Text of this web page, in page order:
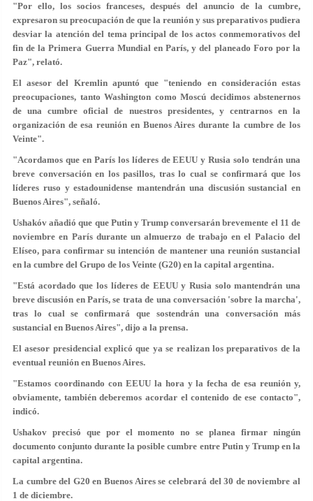
"Por ello, los socios franceses, después del anuncio de la cumbre,
expresaron su preocupación de que la reunión y sus preparativos pudiera
desviar la atención del tema principal de los actos conmemorativos del
fin de la Primera Guerra Mundial en París, y del planeado Foro por la
Paz", relató.
El asesor del Kremlin apuntó que "teniendo en consideración estas
preocupaciones, tanto Washington como Moscú decidimos abstenernos
de una cumbre oficial de nuestros presidentes, y centrarnos en la
organización de esa reunión en Buenos Aires durante la cumbre de los
Veinte".
"Acordamos que en París los líderes de EEUU y Rusia solo tendrán una
breve conversación en los pasillos, tras lo cual se confirmará que los
líderes ruso y estadounidense mantendrán una discusión sustancial en
Buenos Aires", señaló.
Ushakóv añadió que que Putin y Trump conversarán brevemente el 11 de
noviembre en París durante un almuerzo de trabajo en el Palacio del
Elíseo, para confirmar su intención de mantener una reunión sustancial
en la cumbre del Grupo de los Veinte (G20) en la capital argentina.
"Está acordado que los líderes de EEUU y Rusia solo mantendrán una
breve discusión en París, se trata de una conversación 'sobre la marcha',
tras lo cual se confirmará que sostendrán una conversación más
sustancial en Buenos Aires", dijo a la prensa.
El asesor presidencial explicó que ya se realizan los preparativos de la
eventual reunión en Buenos Aires.
"Estamos coordinando con EEUU la hora y la fecha de esa reunión y,
obviamente, también deberemos acordar el contenido de ese contacto",
indicó.
Ushakov precisó que por el momento no se planea firmar ningún
documento conjunto durante la posible cumbre entre Putin y Trump en la
capital argentina.
La cumbre del G20 en Buenos Aires se celebrará del 30 de noviembre al
1 de diciembre.